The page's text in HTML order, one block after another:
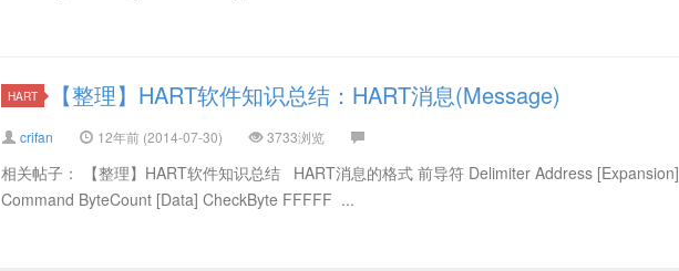
HART 【整理】HART软件知识总结：HART消息(Message)
crifan 12年前 (2014-07-30) 3733浏览
相关帖子： 【整理】HART软件知识总结 HART消息的格式 前导符 Delimiter Address [Expansion]
Command ByteCount [Data] CheckByte FFFFF ...